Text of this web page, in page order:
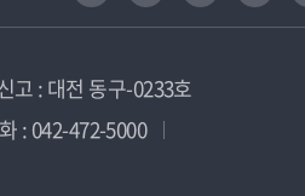
고 : 대전 동구-0233호
: 042-472-5000